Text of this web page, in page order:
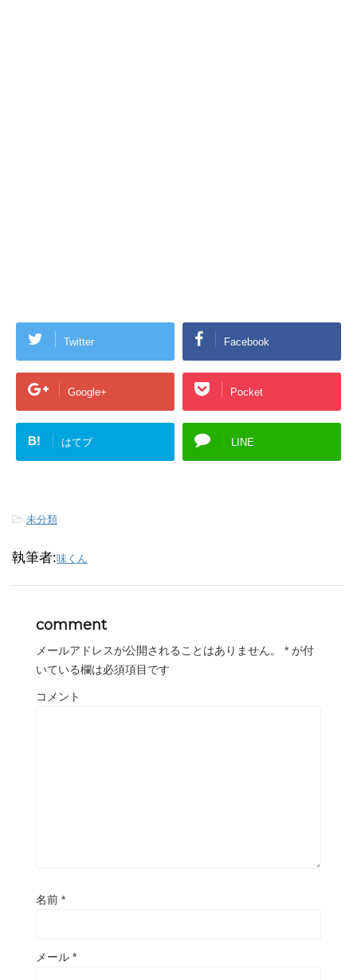
Twitter Facebook
Google+ Pocket
B! はてブ LINE
-未分類
執筆者:味くん
comment
メールアドレスが公開されることはありません。 * が付
いている欄は必須項目です
コメント
名前 *
メール *